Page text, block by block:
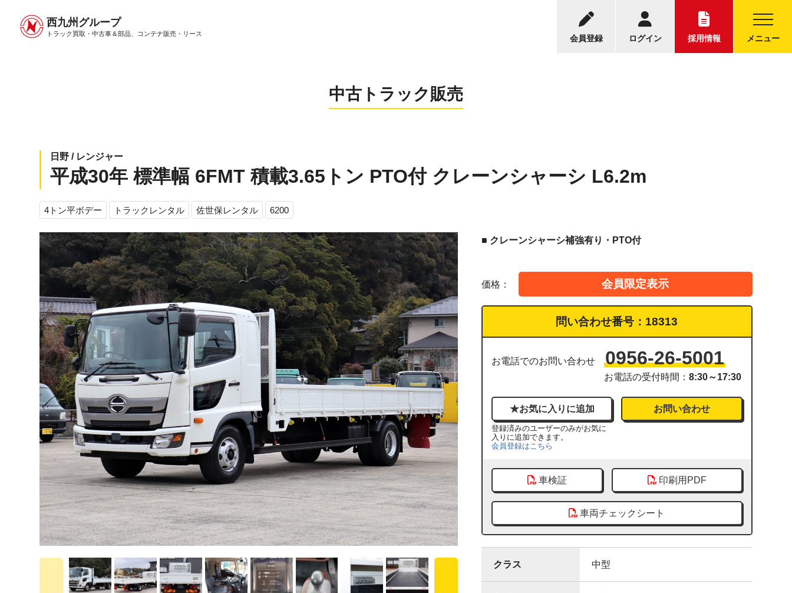
西九州グループ
トラック買取・中古車＆部品、 コンテナ販売・リース 会員登録 ログイン 採用情報 メニュー
中古トラック販売トップ
お電話の受付時間：8:30～17:30
中古トラックについてのお問い合わせ
中古トラック販売
日野 / レンジャー
平成30年 標準幅 6FMT 積載3.65トン PTO付 クレーンシャーシ L6.2m
4トン平ボデー トラックレンタル 佐世保レンタル 6200
■ クレーンシャーシ補強有り・PTO付
価格： 会員限定表示
問い合わせ番号： 18313
お電話でのお問い合わせ 0956-26-5001
お電話の受付時間： 8:30～17:30
登録済みのユーザーのみがお気に
入りに追加できます。
会員登録はこちら
お問い合わせ
車検証 印刷用PDF
車両チェックシート
クラス 中型